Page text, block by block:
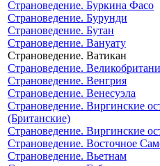
Страноведение. Буркина Фасо
Страноведение. Бурунди
Страноведение. Бутан
Страноведение. Вануату
Страноведение. Ватикан
Страноведение.
Страноведение. Венгрия
Страноведение. Венесуэла
Страноведение. Виргинские
(Британские)
Страноведение. Виргинские
Страноведение. Восточное
Страноведение. Вьетнам